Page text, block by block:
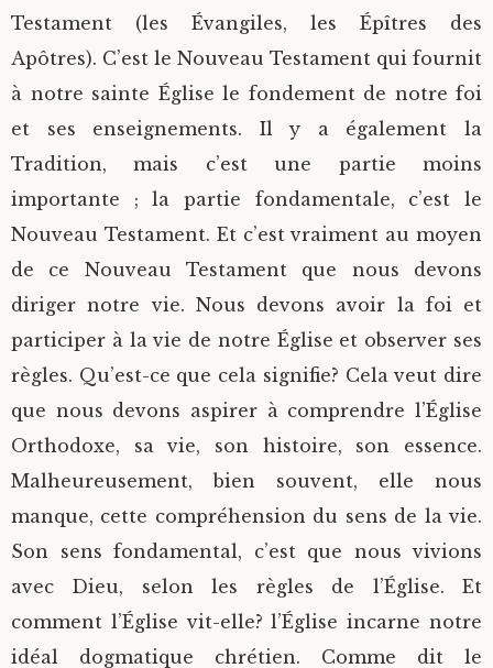
Testament (les Évangiles, les Épîtres des
Apôtres). C’est le Nouveau Testament qui fournit
à notre sainte Église le fondement de notre foi
et ses enseignements. Il y a également la
Tradition, mais c’est une partie moins
importante ; la partie fondamentale, c’est le
Nouveau Testament. Et c’est vraiment au moyen
de ce Nouveau Testament que nous devons
diriger notre vie. Nous devons avoir la foi et
participer à la vie de notre Église et observer ses
règles. Qu’est-ce que cela signifie? Cela veut dire
que nous devons aspirer à comprendre l’Église
Orthodoxe, sa vie, son histoire, son essence.
Malheureusement, bien souvent, elle nous
manque, cette compréhension du sens de la vie.
Son sens fondamental, c’est que nous vivions
avec Dieu, selon les règles de l’Église. Et
comment l’Église vit-elle? l’Église incarne notre
idéal dogmatique chrétien. Comme dit le